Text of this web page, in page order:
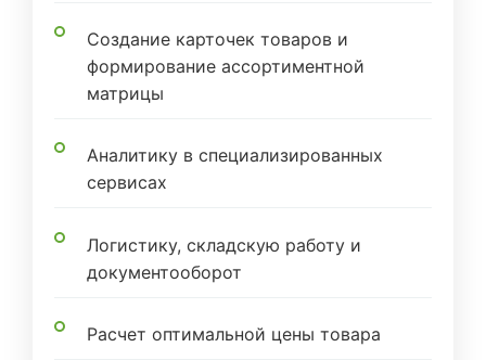
Создание карточек товаров и
формирование ассортиментной
матрицы
Аналитику в специализированных
сервисах
Логистику, складскую работу и
документооборот
Расчет оптимальной цены товара